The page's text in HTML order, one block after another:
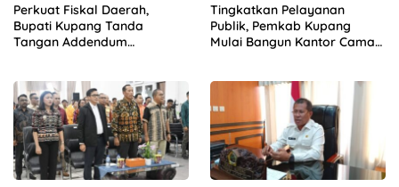
Perkuat Fiskal Daerah,
Bupati Kupang Tanda
Tangan Addendum
Tingkatkan Pelayanan
Publik, Pemkab Kupang
Mulai Bangun Kantor Camat